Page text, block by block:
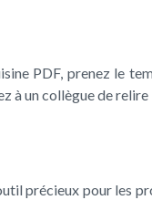
PDF, prenez le
à un collègue de
précieux pour les